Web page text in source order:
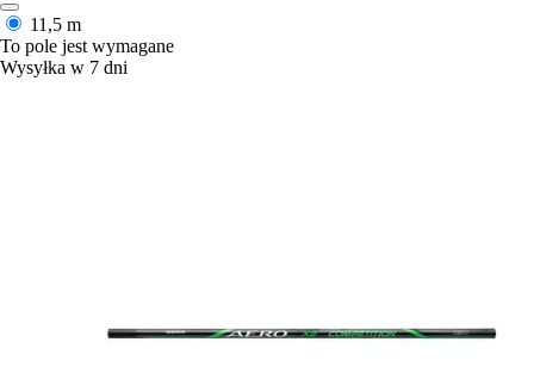
11,5 m
To pole jest wymagane
Wysyłka w 7 dni